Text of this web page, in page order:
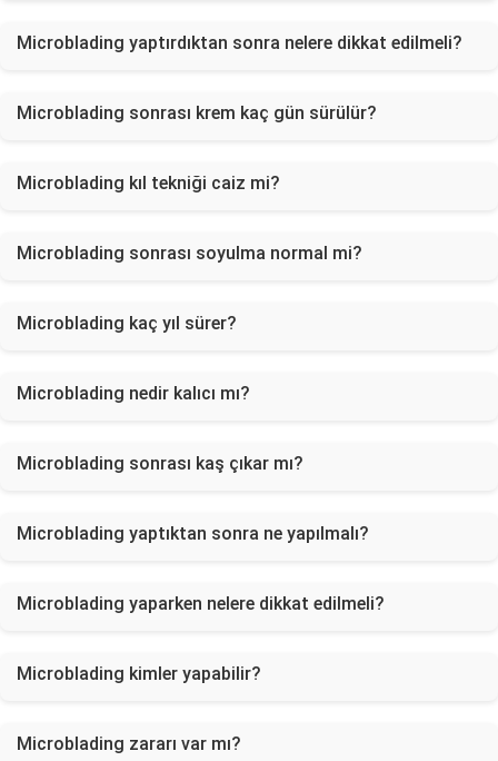
Microblading yaptırdıktan sonra nelere dikkat edilmeli?
Microblading sonrası krem kaç gün sürülür?
Microblading kıl tekniği caiz mi?
Microblading sonrası soyulma normal mi?
Microblading kaç yıl sürer?
Microblading nedir kalıcı mı?
Microblading sonrası kaş çıkar mı?
Microblading yaptıktan sonra ne yapılmalı?
Microblading yaparken nelere dikkat edilmeli?
Microblading kimler yapabilir?
Microblading zararı var mı?